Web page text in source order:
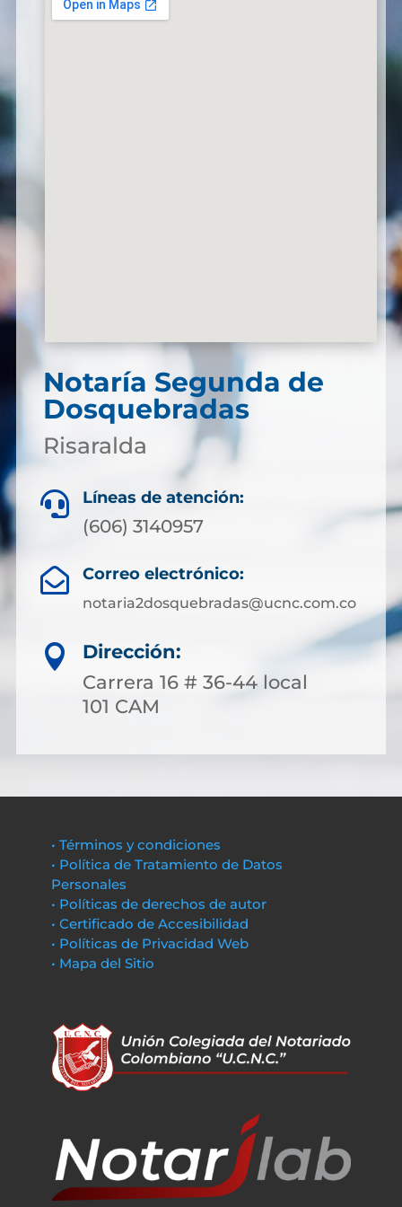
Notaría Segunda de
Dosquebradas
Risaralda
 Líneas de atención:
(606) 3140957
 Correo electrónico:
notaria2dosquebradas@ucnc.com.co

Dirección:
Carrera 16 # 36-44 local
101 CAM
• Términos y condiciones
• Política de Tratamiento de Datos
Personales
• Políticas de derechos de autor
• Certificado de Accesibilidad
• Políticas de Privacidad Web
• Mapa del Sitio